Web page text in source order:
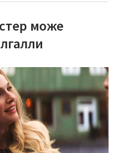
може